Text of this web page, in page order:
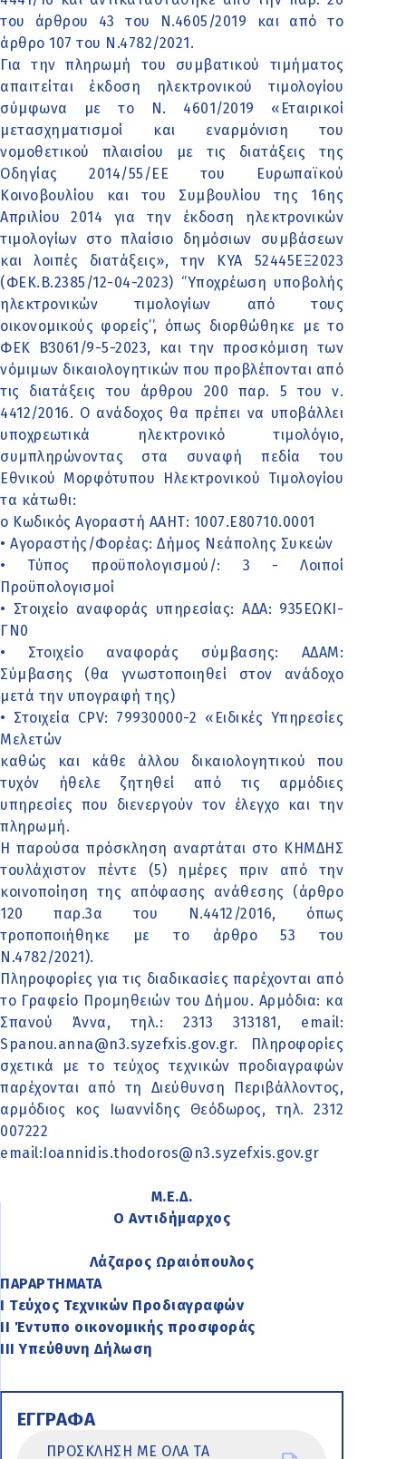
του άρθρου 43 του Ν.4605/2019 και από το
άρθρο 107 του Ν.4782/2021.
Για την πληρωμή του συμβατικού τιμήματος
απαιτείται έκδοση ηλεκτρονικού τιμολογίου
σύμφωνα με το Ν. 4601/2019 «Εταιρικοί
μετασχηματισμοί και εναρμόνιση του
νομοθετικού πλαισίου με τις διατάξεις της
Οδηγίας 2014/55/ΕΕ του Ευρωπαϊκού
Κοινοβουλίου και του Συμβουλίου της 16ης
Απριλίου 2014 για την έκδοση ηλεκτρονικών
τιμολογίων στο πλαίσιο δημόσιων συμβάσεων
και λοιπές διατάξεις», την ΚΥΑ 52445ΕΞ2023
(ΦΕΚ.Β.2385/12-04-2023) ‘’Υποχρέωση υποβολής
ηλεκτρονικών τιμολογίων από τους
οικονομικούς φορείς’’, όπως διορθώθηκε με το
ΦΕΚ Β΄3061/9-5-2023, και την προσκόμιση των
νόμιμων δικαιολογητικών που προβλέπονται από
τις διατάξεις του άρθρου 200 παρ. 5 του ν.
4412/2016. Ο ανάδοχος θα πρέπει να υποβάλλει
υποχρεωτικά ηλεκτρονικό τιμολόγιο,
συμπληρώνοντας στα συναφή πεδία του
Εθνικού Μορφότυπου Ηλεκτρονικού Τιμολογίου
τα κάτωθι:
o Κωδικός Αγοραστή ΑΑΗΤ: 1007.Ε80710.0001
• Αγοραστής/Φορέας: Δήμος Νεάπολης Συκεών
• Τύπος προϋπολογισμού/: 3 - Λοιποί
Προϋπολογισμοί
• Στοιχείο αναφοράς υπηρεσίας: ΑΔΑ: 935ΕΩΚΙ-
ΓΝ0
• Στοιχείο αναφοράς σύμβασης: ΑΔΑΜ:
Σύμβασης (θα γνωστοποιηθεί στον ανάδοχο
μετά την υπογραφή της)
• Στοιχεία CPV: 79930000-2 «Ειδικές Υπηρεσίες
Μελετών
καθώς και κάθε άλλου δικαιολογητικού που
τυχόν ήθελε ζητηθεί από τις αρμόδιες
υπηρεσίες που διενεργούν τον έλεγχο και την
πληρωμή.
Η παρούσα πρόσκληση αναρτάται στο ΚΗΜΔΗΣ
τουλάχιστον πέντε (5) ημέρες πριν από την
κοινοποίηση της απόφασης ανάθεσης (άρθρο
120 παρ.3α του Ν.4412/2016, όπως
τροποποιήθηκε με το άρθρο 53 του
Ν.4782/2021).
Πληροφορίες για τις διαδικασίες παρέχονται από
το Γραφείο Προμηθειών του Δήμου. Αρμόδια: κα
Σπανού Άννα, τηλ.: 2313 313181, email:
Spanou.anna@n3.syzefxis.gov.gr. Πληροφορίες
σχετικά με το τεύχος τεχνικών προδιαγραφών
παρέχονται από τη Διεύθυνση Περιβάλλοντος,
αρμόδιος κος Ιωαννίδης Θεόδωρος, τηλ. 2312
007222
email:Ioannidis.thodoros@n3.syzefxis.gov.gr
Μ.Ε.Δ.
Ο Αντιδήμαρχος
Λάζαρος Ωραιόπουλος
ΠΑΡΑΡΤΗΜΑΤΑ
Ι Τεύχος Τεχνικών Προδιαγραφών
ΙΙ Έντυπο οικονομικής προσφοράς
ΙΙΙ Υπεύθυνη Δήλωση
ΕΓΓΡΑΦΑ
ΠΡΟΣΚΛΗΣΗ ΜΕ ΟΛΑ ΤΑ